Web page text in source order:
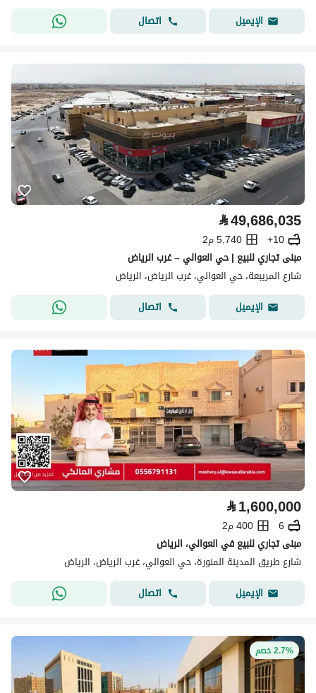
الإيميل
اتصال
⃁49,686,035
10+
5,740 م2
مبنى تجاري للبيع | حي العوالي – غرب الرياض
شارع المريبعة، حي العوالي، غرب الرياض، الرياض
الإيميل
اتصال
⃁1,600,000
6
400 م2
مبنى تجاري للبيع في العوالي، الرياض
شارع طريق المدينة المنورة، حي العوالي، غرب الرياض، الرياض
الإيميل
اتصال
2.7% خصم